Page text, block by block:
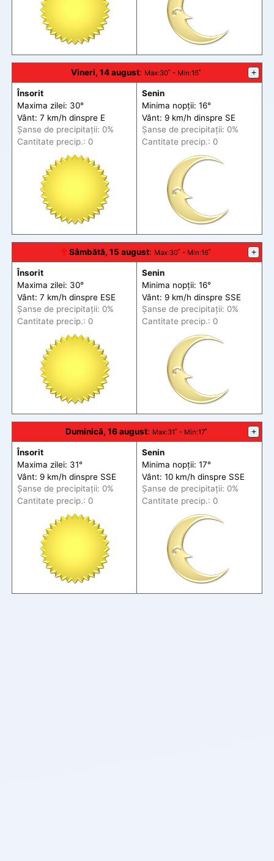
Vineri, 14 august: Max:30˚ - Min:16˚ +
Însorit
Maxima zilei: 30°
Vânt: 7 km/h dinspre E
Șanse de precipitații: 0%
Cantitate precip.: 0
Senin
Minima nopții: 16°
Vânt: 9 km/h dinspre SE
Șanse de precipitații: 0%
Cantitate precip.: 0
🕆 Sâmbătă, 15 august: Max:30˚ - Min:16˚ +
Însorit
Maxima zilei: 30°
Vânt: 7 km/h dinspre ESE
Șanse de precipitații: 0%
Cantitate precip.: 0
Senin
Minima nopții: 16°
Vânt: 9 km/h dinspre SSE
Șanse de precipitații: 0%
Cantitate precip.: 0
Duminică, 16 august: Max:31˚ - Min:17˚ +
Însorit
Maxima zilei: 31°
Vânt: 9 km/h dinspre SSE
Șanse de precipitații: 0%
Cantitate precip.: 0
Senin
Minima nopții: 17°
Vânt: 10 km/h dinspre SSE
Șanse de precipitații: 0%
Cantitate precip.: 0